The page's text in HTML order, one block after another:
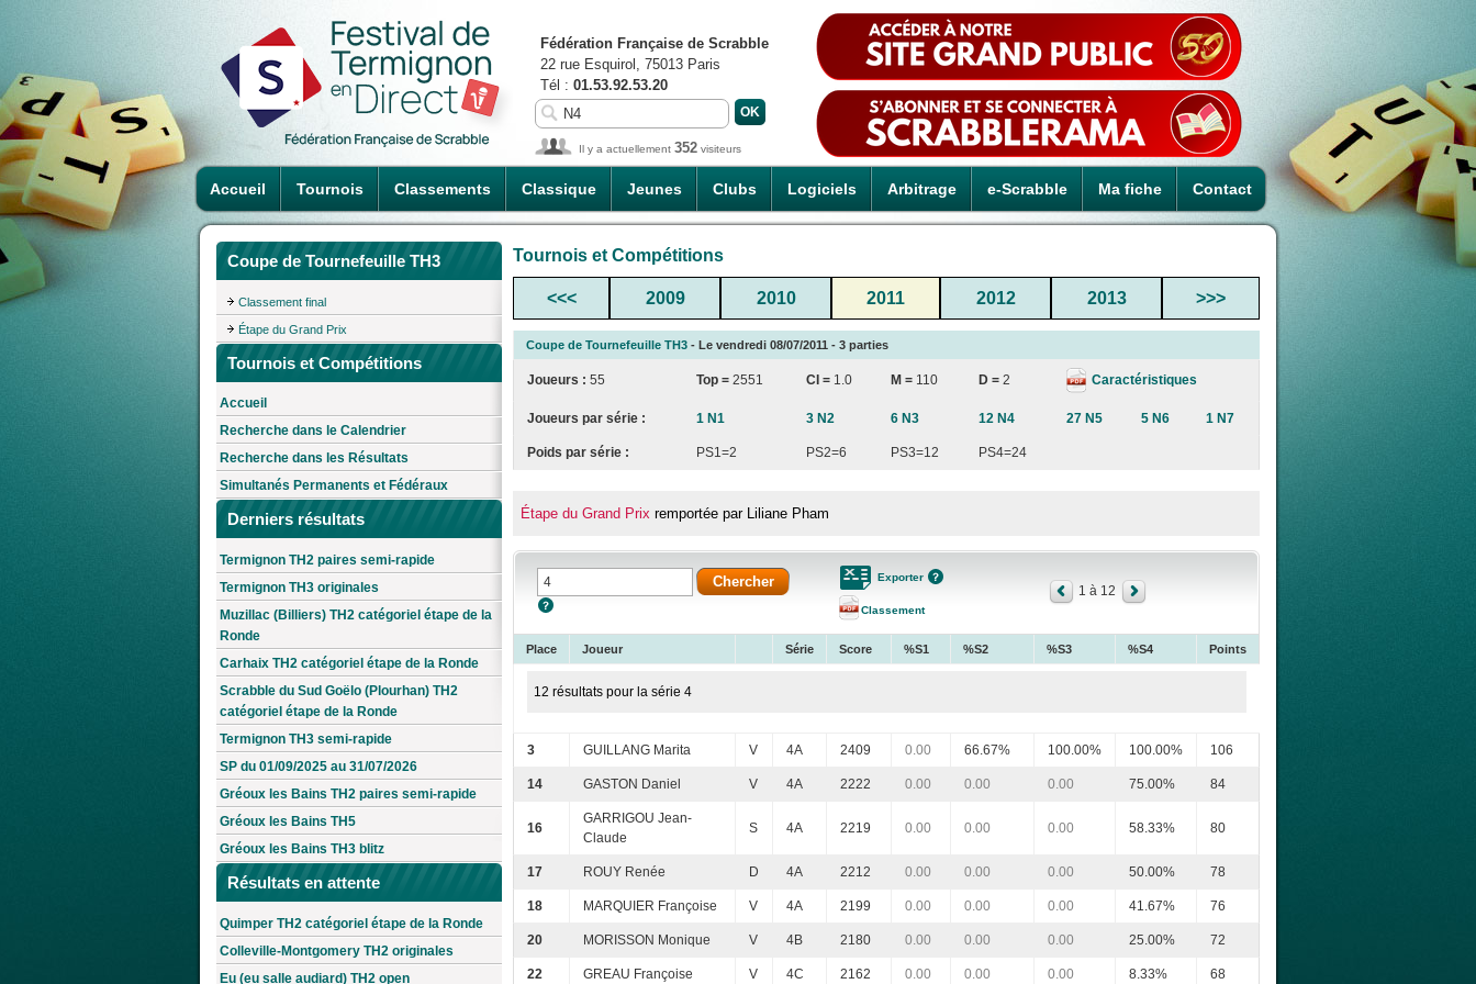
Accueil Tournois Classements Classique Jeunes Clubs Logiciels Arbitrage e-Scrabble Ma fiche Contact
Fédération Française de Scrabble
22 rue Esquirol, 75013 Paris
Tél : 01.53.92.53.20
Il y a actuellement 352 visiteurs
Coupe de Tournefeuille TH3
Classement final
Étape du Grand Prix
Tournois et Compétitions
Accueil
Recherche dans le Calendrier
Recherche dans les Résultats
Simultanés Permanents et Fédéraux
Derniers résultats
Termignon TH2 paires semi-rapide
Termignon TH3 originales
Muzillac (Billiers) TH2 catégoriel étape de la
Ronde
Carhaix TH2 catégoriel étape de la Ronde
Scrabble du Sud Goëlo (Plourhan) TH2
catégoriel étape de la Ronde
Termignon TH3 semi-rapide
SP du 01/09/2025 au 31/07/2026
Gréoux les Bains TH2 paires semi-rapide
Gréoux les Bains TH5
Gréoux les Bains TH3 blitz
Résultats en attente
Quimper TH2 catégoriel étape de la Ronde
Colleville-Montgomery TH2 originales
Eu (eu salle audiard) TH2 open
Tournois et Compétitions
<<< 2009 2010 2011 2012 2013 >>>
Coupe de Tournefeuille TH3 - Le vendredi 08/07/2011 - 3 parties
Joueurs : 55 Top = 2551 CI = 1.0 M = 110 D = 2 Caractéristiques
Joueurs par série : 1 N1 3 N2 6 N3 12 N4 27 N5 5 N6 1 N7
Poids par série : PS1=2 PS2=6 PS3=12 PS4=24
Étape du Grand Prix remportée par Liliane Pham
Exporter
Classement
1 à 12
Place Joueur Série Score %S1 %S2 %S3 %S4 Points
12 résultats pour la série 4
3 GUILLANG Marita V 4A 2409 0.00 66.67% 100.00% 100.00% 106
14 GASTON Daniel V 4A 2222 0.00 0.00 0.00 75.00% 84
16
GARRIGOU Jean-
Claude
S 4A 2219 0.00 0.00 0.00 58.33% 80
17 ROUY Renée D 4A 2212 0.00 0.00 0.00 50.00% 78
18 MARQUIER Françoise V 4A 2199 0.00 0.00 0.00 41.67% 76
20 MORISSON Monique V 4B 2180 0.00 0.00 0.00 25.00% 72
22 GREAU Françoise V 4C 2162 0.00 0.00 0.00 8.33% 68